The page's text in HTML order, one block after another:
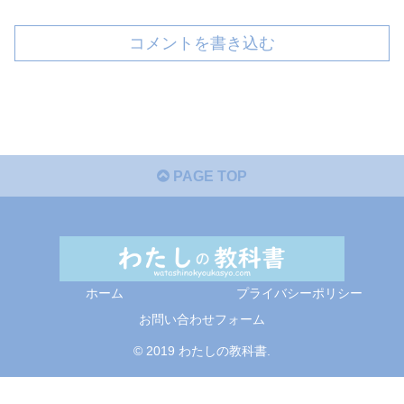
コメントを書き込む
PAGE TOP
ホーム
プライバシーポリシー
お問い合わせフォーム
© 2019 わたしの教科書.